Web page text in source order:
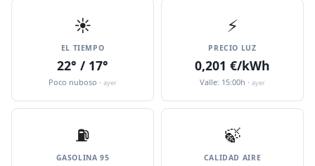
☀️
EL TIEMPO
22° / 17°
Poco nuboso · ayer
⚡
PRECIO LUZ
0,201 €/kWh
Valle: 15:00h · ayer
⛽️
GASOLINA 95
🍃
CALIDAD AIRE